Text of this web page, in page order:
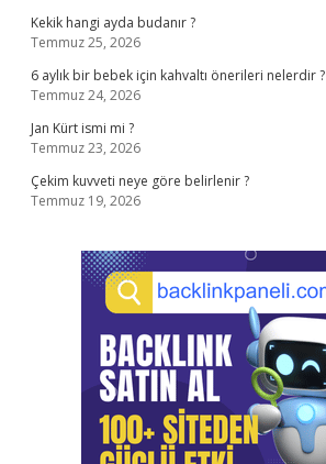
Kekik hangi ayda budanır ?
Temmuz 25, 2026
6 aylık bir bebek için kahvaltı önerileri nelerdir ?
Temmuz 24, 2026
Jan Kürt ismi mi ?
Temmuz 23, 2026
Çekim kuvveti neye göre belirlenir ?
Temmuz 19, 2026